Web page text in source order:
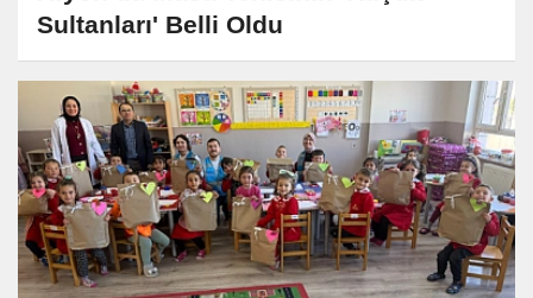
Sultanları' Belli Oldu